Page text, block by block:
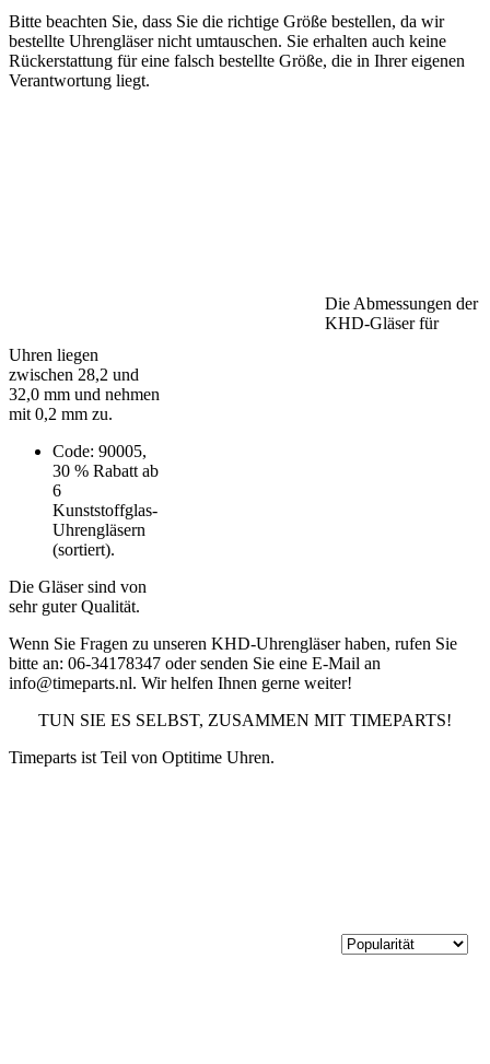
Bitte beachten Sie, dass Sie die richtige Größe bestellen, da wir
bestellte Uhrengläser nicht umtauschen. Sie erhalten auch keine
Rückerstattung für eine falsch bestellte Größe, die in Ihrer eigenen
Verantwortung liegt.
Die Abmessungen der
KHD-Gläser für
Uhren liegen
zwischen 28,2 und
32,0 mm und nehmen
mit 0,2 mm zu.
Code: 90005,
30 % Rabatt ab
6
Kunststoffglas-
Uhrengläsern
(sortiert).
Die Gläser sind von
sehr guter Qualität.
Wenn Sie Fragen zu unseren KHD-Uhrengläser haben, rufen Sie
bitte an: 06-34178347 oder senden Sie eine E-Mail an
info@timeparts.nl. Wir helfen Ihnen gerne weiter!
TUN SIE ES SELBST, ZUSAMMEN MIT TIMEPARTS!
Timeparts ist Teil von Optitime Uhren.